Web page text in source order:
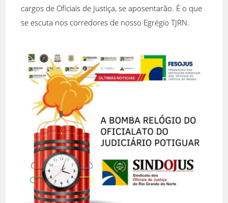
cargos de Oficiais de Justiça, se aposentarão. É o que
se escuta nos corredores de nosso Egrégio TJRN.